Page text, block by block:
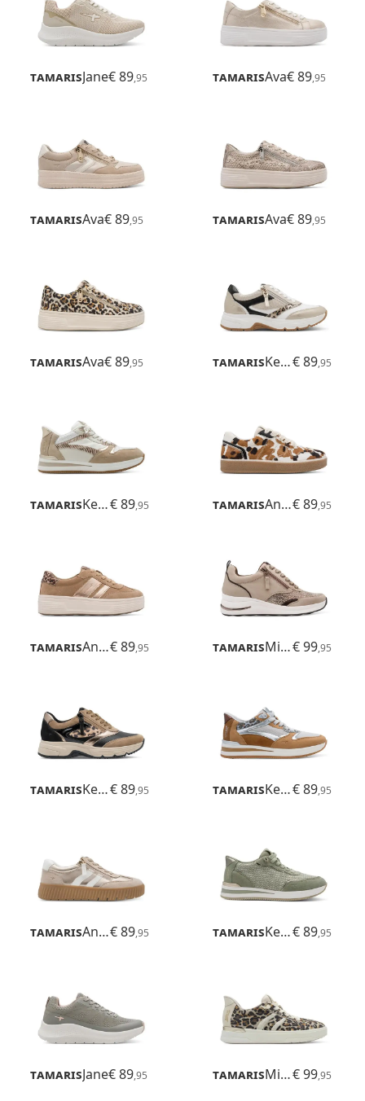
TamarisJane€ 89,95 TamarisAva€ 89,95
TamarisAva€ 89,95 TamarisAva€ 89,95
TamarisAva€ 89,95 Tamaris Kelly€ 89,95
Tamaris Kelly€ 89,95 Tamaris Anne€ 89,95
Tamaris Anne€ 89,95 Tamaris Milana€ 99,95
Tamaris Kelly€ 89,95 Tamaris Kelly€ 89,95
Tamaris Anne€ 89,95 Tamaris Kelly€ 89,95
TamarisJane€ 89,95 Tamaris Milly€ 99,95